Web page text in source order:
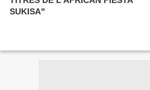
SUKISA"